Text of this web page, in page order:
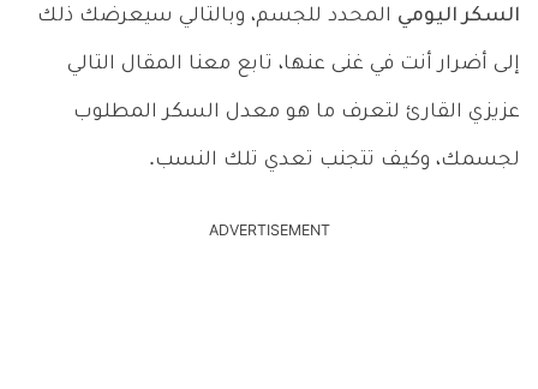
السكر اليومي المحدد للجسم، وبالتالي سيعرضك ذلك
إلى أضرار أنت في غنى عنها، تابع معنا المقال التالي
عزيزي القارئ لتعرف ما هو معدل السكر المطلوب
لجسمك، وكيف تتجنب تعدي تلك النسب.
ADVERTISEMENT